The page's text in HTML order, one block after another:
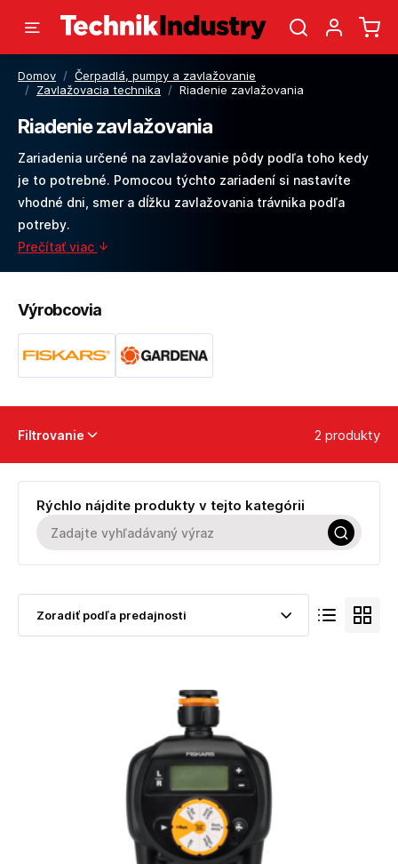
Domov / Čerpadlá, pumpy a zavlažovanie
/ Zavlažovacia technika / Riadenie zavlažovania
Riadenie zavlažovania
Zariadenia určené na zavlažovanie pôdy podľa toho kedy
je to potrebné. Pomocou týchto zariadení si nastavíte
vhodné dni, smer a dĺžku zavlažovania trávnika podľa
potreby.
Prečítať viac
Výrobcovia
Filtrovanie 2 produkty
Rýchlo nájdite produkty v tejto kategórii